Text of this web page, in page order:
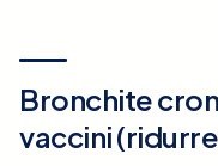
Bronchite
vaccini